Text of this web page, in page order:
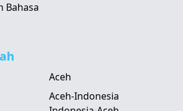
Bahasa
Aceh
Aceh-Indonesia